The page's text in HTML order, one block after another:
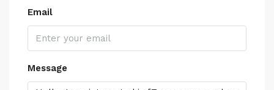
Email
Message